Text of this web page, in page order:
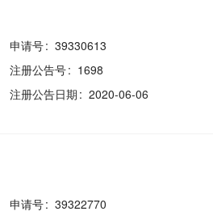
申请号 39330613
注册公告号 1698
注册公告日期 2020-06-06
申请号 39322770